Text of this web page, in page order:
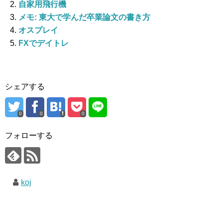
自家用飛行機
メモ: 東大で学んだ卒業論文の書き方
オスプレイ
FXでデイトレ
シェアする
0 0 0
フォローする
koj